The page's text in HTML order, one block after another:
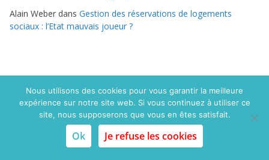
Alain Weber dans Gestion des réservations de logements
sociaux : l’Etat mauvais joueur ?
Copyright © 2015 Politique du logement.com. Tous droits
réservés
Mentions légales
Nous utilisons des cookies pour vous garantir la meilleure
expérience sur notre site web. Si vous continuez à utiliser ce
site, nous supposerons que vous en êtes satisfait.
Ok Je refuse les cookies